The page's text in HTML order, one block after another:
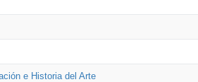
e Historia del Arte